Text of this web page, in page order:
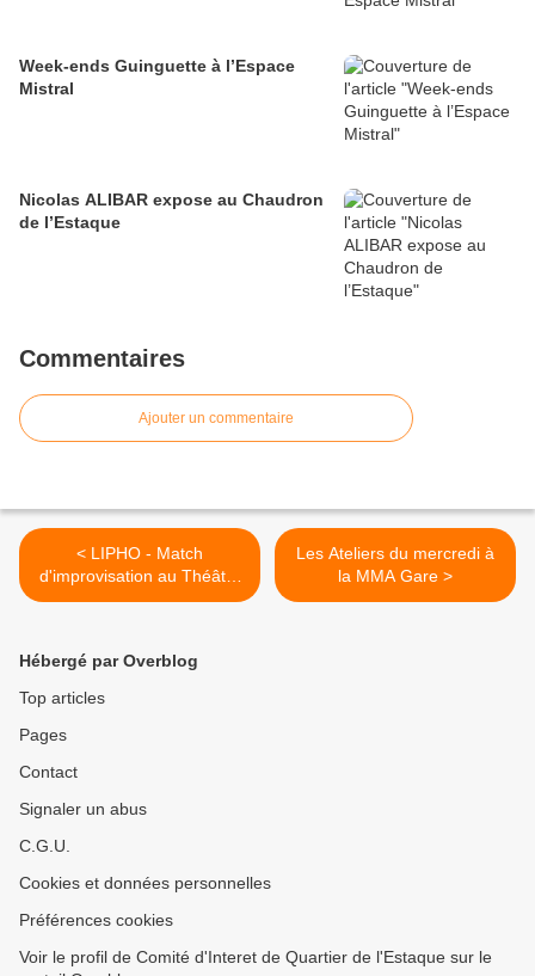
Week-ends Guinguette à l’Espace
Mistral
Nicolas ALIBAR expose au Chaudron
de l’Estaque
Commentaires
Ajouter un commentaire
< LIPHO - Match
d'improvisation au Théâtre
de la Gare
Les Ateliers du mercredi à
la MMA Gare >
Hébergé par Overblog
Top articles
Pages
Contact
Signaler un abus
C.G.U.
Cookies et données personnelles
Préférences cookies
Voir le profil de Comité d'Interet de Quartier de l'Estaque sur le